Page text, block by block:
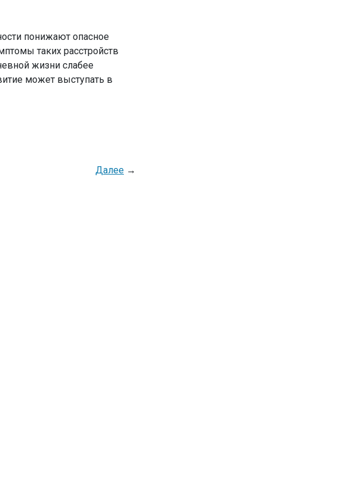
понижают опасное
таких расстройств
жизни слабее
может выступать в
Далее→